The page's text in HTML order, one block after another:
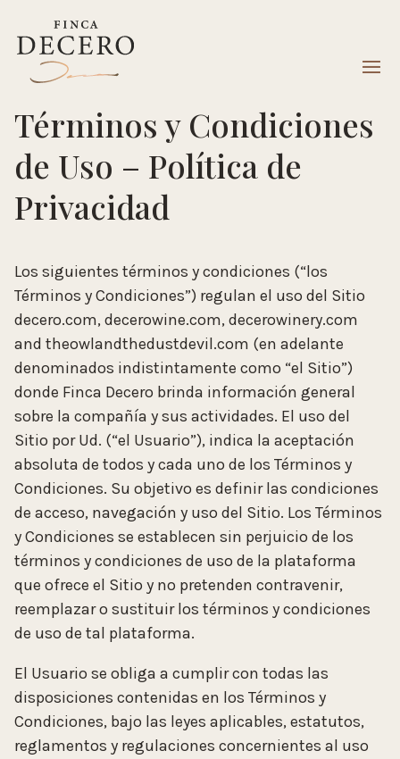
Términos y Condiciones
de Uso – Política de
Privacidad
Los siguientes términos y condiciones (“los
Términos y Condiciones”) regulan el uso del Sitio
decero.com, decerowine.com, decerowinery.com
and theowlandthedustdevil.com (en adelante
denominados indistintamente como “el Sitio”)
donde Finca Decero brinda información general
sobre la compañía y sus actividades. El uso del
Sitio por Ud. (“el Usuario”), indica la aceptación
absoluta de todos y cada uno de los Términos y
Condiciones. Su objetivo es definir las condiciones
de acceso, navegación y uso del Sitio. Los Términos
y Condiciones se establecen sin perjuicio de los
términos y condiciones de uso de la plataforma
que ofrece el Sitio y no pretenden contravenir,
reemplazar o sustituir los términos y condiciones
de uso de tal plataforma.
El Usuario se obliga a cumplir con todas las
disposiciones contenidas en los Términos y
Condiciones, bajo las leyes aplicables, estatutos,
reglamentos y regulaciones concernientes al uso